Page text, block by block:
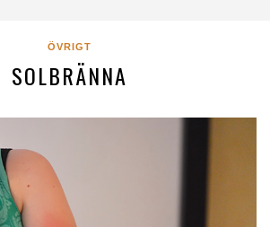
ÖVRIGT
SOLBRÄNNA